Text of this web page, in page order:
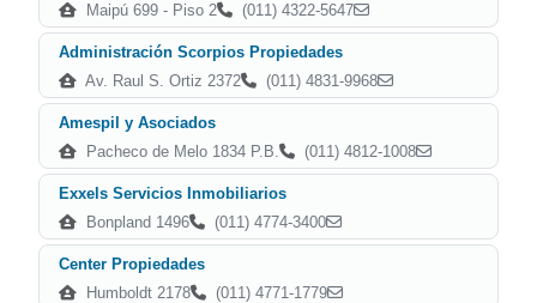
Maipú 699 - Piso 2
(011) 4322-5647
Administración Scorpios Propiedades
Av. Raul S. Ortiz 2372
(011) 4831-9968
Amespil y Asociados
Pacheco de Melo 1834 P.B.
(011) 4812-1008
Exxels Servicios Inmobiliarios
Bonpland 1496
(011) 4774-3400
Center Propiedades
Humboldt 2178
(011) 4771-1779